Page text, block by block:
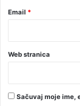
V
E
O
Email *
Web stranica
Sačuvaj moje ime,